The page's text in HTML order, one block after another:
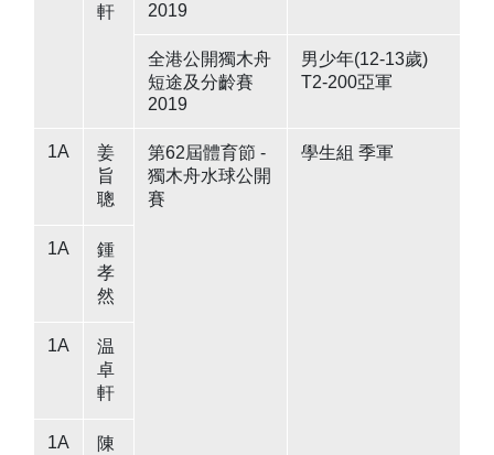
軒
2019
全港公開獨木舟
短途及分齡賽
2019
男少年(12-13歲)
T2-200亞軍
1A
姜
旨
聰
第62屆體育節 -
獨木舟水球公開
賽
學生組 季軍
1A
鍾
孝
然
1A
温
卓
軒
1A
陳